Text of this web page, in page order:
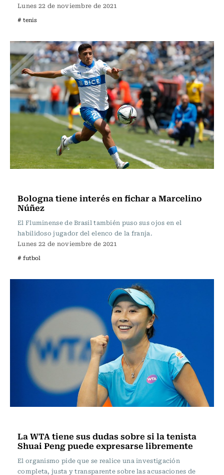
Lunes 22 de noviembre de 2021
# tenis
Bologna tiene interés en fichar a Marcelino
Núñez
El Fluminense de Brasil también puso sus ojos en el
habilidoso jugador del elenco de la franja.
Lunes 22 de noviembre de 2021
# futbol
La WTA tiene sus dudas sobre si la tenista
Shuai Peng puede expresarse libremente
El organismo pide que se realice una investigación
completa, justa y transparente sobre las acusaciones de